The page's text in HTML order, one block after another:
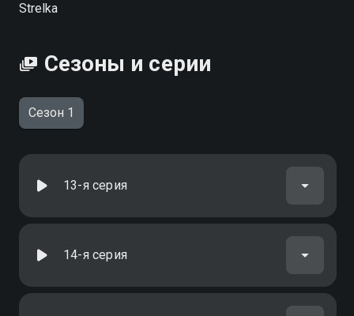
Strelka
Сезоны и серии
Сезон 1
13-я серия
14-я серия